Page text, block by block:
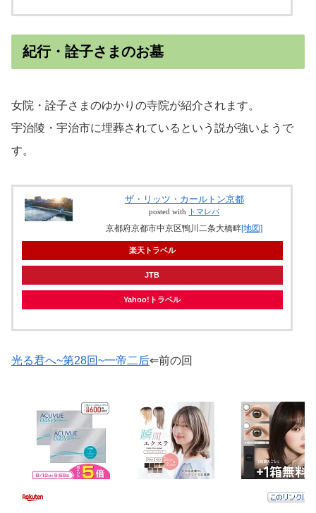
紀行・詮子さまのお墓
女院・詮子さまのゆかりの寺院が紹介されます。
宇治陵・宇治市に埋葬されているという説が強いようで
す。
ザ・リッツ・カールトン京都
posted with トマレバ
京都府京都市中京区鴨川二条大橋畔[地図]
楽天トラベル
JTB
Yahoo!トラベル
光る君へ~第28回~一帝二后⇐前の回